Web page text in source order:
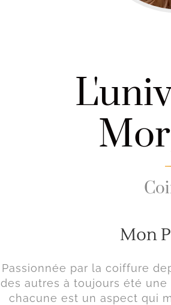
Mon
Passionnée par la coiffure
des autres à toujours été
chacune est un aspect qui